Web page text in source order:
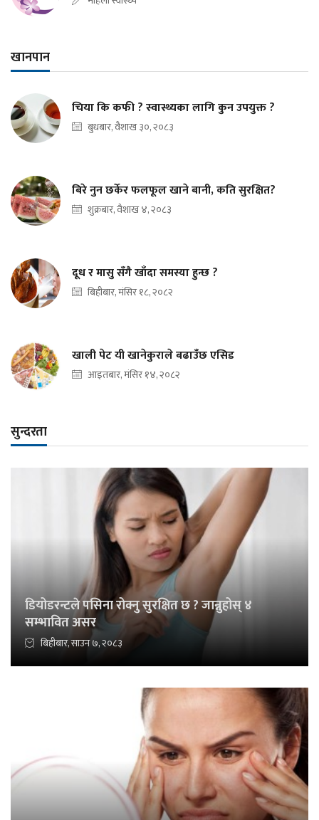
खानपान
चिया कि कफी ? स्वास्थ्यका लागि कुन उपयुक्त ?
बुधबार, वैशाख ३०, २०८३
बिरे नुन छर्केर फलफूल खाने बानी, कति सुरक्षित?
शुक्रबार, वैशाख ४, २०८३
दूध र मासु सँगै खाँदा समस्या हुन्छ ?
बिहीबार, मंसिर १८, २०८२
खाली पेट यी खानेकुराले बढाउँछ एसिड
आइतबार, मंसिर १४, २०८२
सुन्दरता
डियोडरन्टले पसिना रोक्नु सुरक्षित छ ? जान्नुहोस् ४
सम्भावित असर
बिहीबार, साउन ७, २०८३